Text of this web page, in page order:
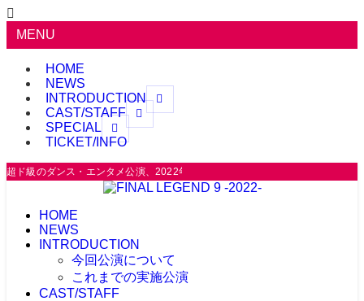
MENU
HOME
NEWS
INTRODUCTION
CAST/STAFF
SPECIAL
TICKET/INFO
超ド級のダンス・エンタメ公演、2022年は芸術監督にakaneを迎え梅田芸術劇
HOME
NEWS
INTRODUCTION
今回公演について
これまでの実施公演
CAST/STAFF